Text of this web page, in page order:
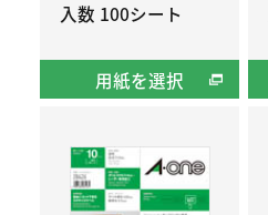
入数 100シート
用紙を選択